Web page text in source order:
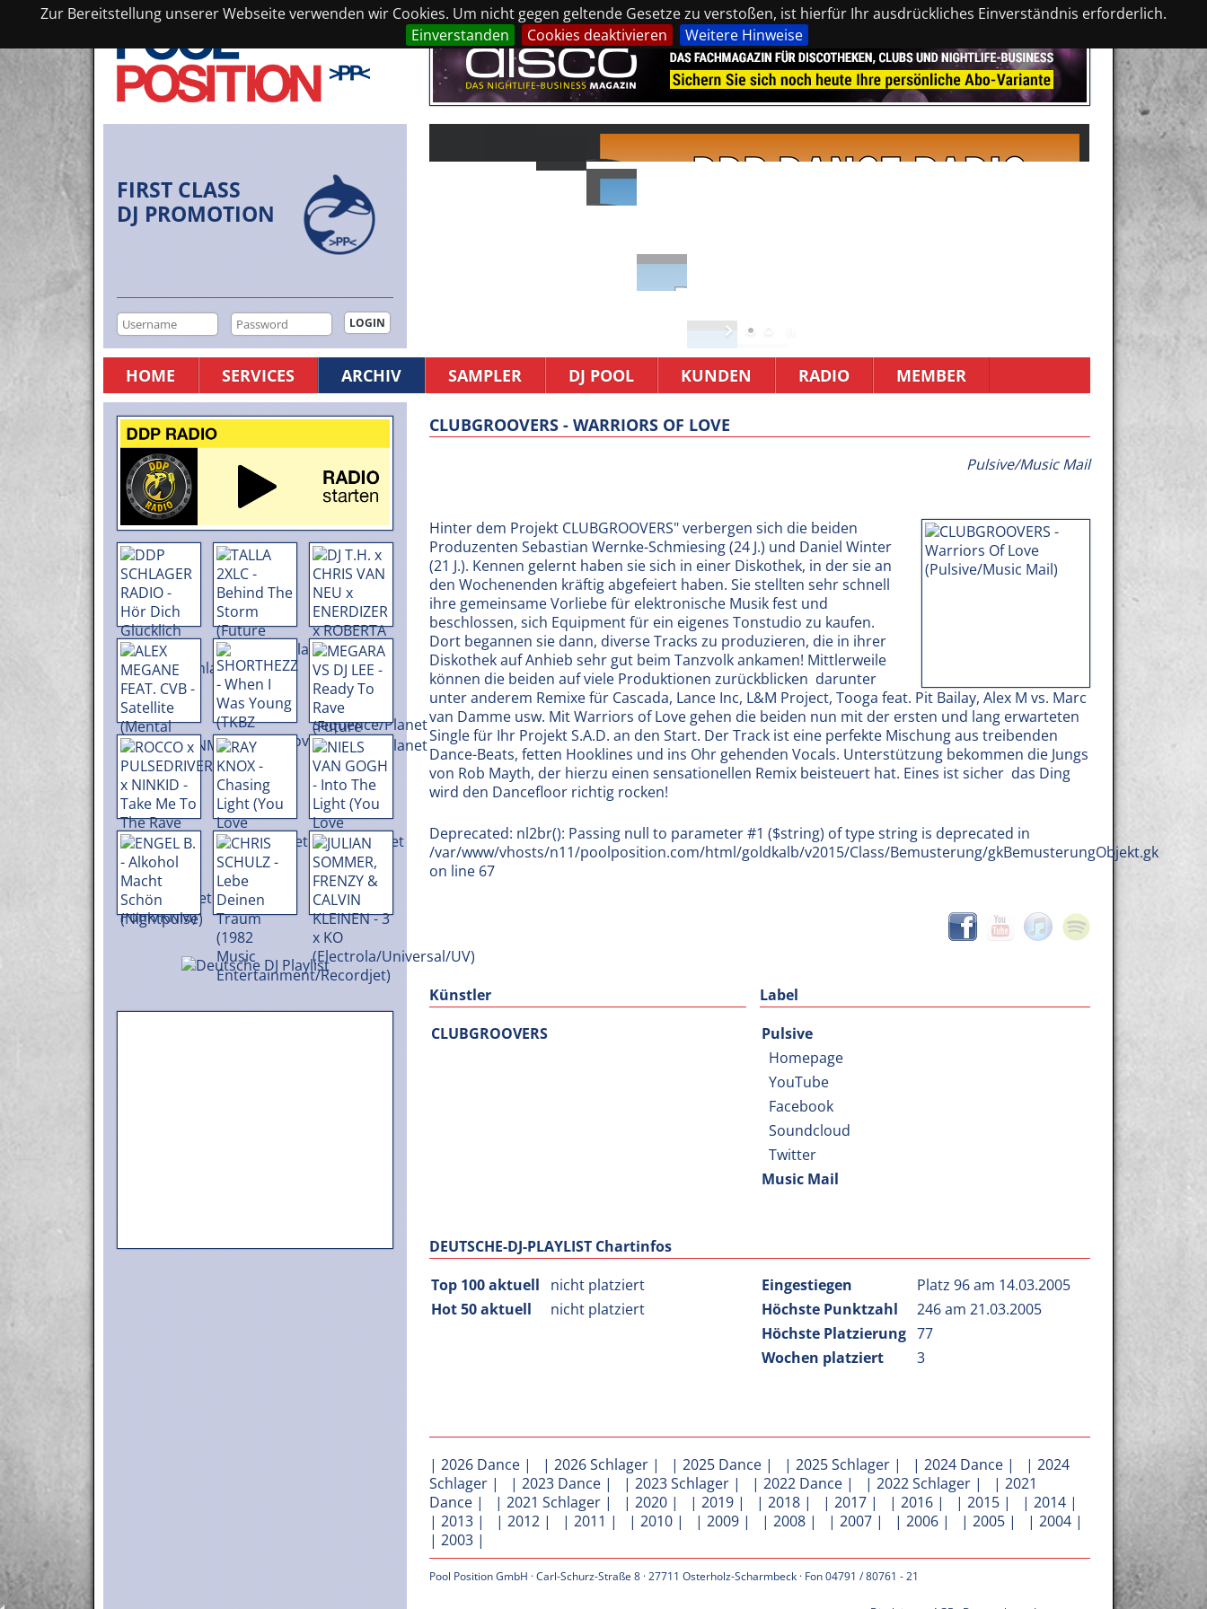
Zur Bereitstellung unserer Webseite verwenden wir Cookies. Um nicht gegen geltende Gesetze zu verstoßen, ist hierfür Ihr ausdrückliches Einverständnis erforderlich.
Einverstanden
Cookies deaktivieren Weitere Hinweise
FIRST CLASS
DJ PROMOTION
HOME SERVICES ARCHIV SAMPLER DJ POOL KUNDEN RADIO MEMBER
CLUBGROOVERS - WARRIORS OF LOVE
Pulsive/Music Mail
Hinter dem Projekt CLUBGROOVERS" verbergen sich die beiden
Produzenten Sebastian Wernke-Schmiesing (24 J.) und Daniel Winter
(21 J.). Kennen gelernt haben sie sich in einer Diskothek, in der sie an
den Wochenenden kräftig abgefeiert haben. Sie stellten sehr schnell
ihre gemeinsame Vorliebe für elektronische Musik fest und
beschlossen, sich Equipment für ein eigenes Tonstudio zu kaufen.
Dort begannen sie dann, diverse Tracks zu produzieren, die in ihrer
Diskothek auf Anhieb sehr gut beim Tanzvolk ankamen! Mittlerweile
können die beiden auf viele Produktionen zurückblicken  darunter
unter anderem Remixe für Cascada, Lance Inc, L&M Project, Tooga feat. Pit Bailay, Alex M vs. Marc
van Damme usw. Mit Warriors of Love gehen die beiden nun mit der ersten und lang erwarteten
Single für Ihr Projekt S.A.D. an den Start. Der Track ist eine perfekte Mischung aus treibenden
Dance-Beats, fetten Hooklines und ins Ohr gehenden Vocals. Unterstützung bekommen die Jungs
von Rob Mayth, der hierzu einen sensationellen Remix beisteuert hat. Eines ist sicher  das Ding
wird den Dancefloor richtig rocken!
Deprecated: nl2br(): Passing null to parameter #1 ($string) of type string is deprecated in
/var/www/vhosts/n11/poolposition.com/html/goldkalb/v2015/Class/Bemusterung/gkBemusterungObjekt.gk
on line 67
Künstler
CLUBGROOVERS
Label
Pulsive
Homepage
YouTube
Facebook
Soundcloud
Twitter
Music Mail
DEUTSCHE-DJ-PLAYLIST Chartinfos
Top 100 aktuell
nicht platziert
Hot 50 aktuell
nicht platziert
Eingestiegen
Platz 96 am 14.03.2005
Höchste Punktzahl
246 am 21.03.2005
Höchste Platzierung 77
Wochen platziert
3
| 2026 Dance | | 2026 Schlager | | 2025 Dance | | 2025 Schlager | | 2024 Dance | | 2024
Schlager | | 2023 Dance | | 2023 Schlager | | 2022 Dance | | 2022 Schlager | | 2021
Dance | | 2021 Schlager | | 2020 | | 2019 | | 2018 | | 2017 | | 2016 | | 2015 | | 2014 |
| 2013 | | 2012 | | 2011 | | 2010 | | 2009 | | 2008 | | 2007 | | 2006 | | 2005 | | 2004 |
| 2003 |
Pool Position GmbH · Carl-Schurz-Straße 8 · 27711 Osterholz-Scharmbeck · Fon 04791 / 80761 - 21